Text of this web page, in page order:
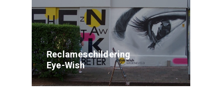
Reclameschildering
Eye-Wish